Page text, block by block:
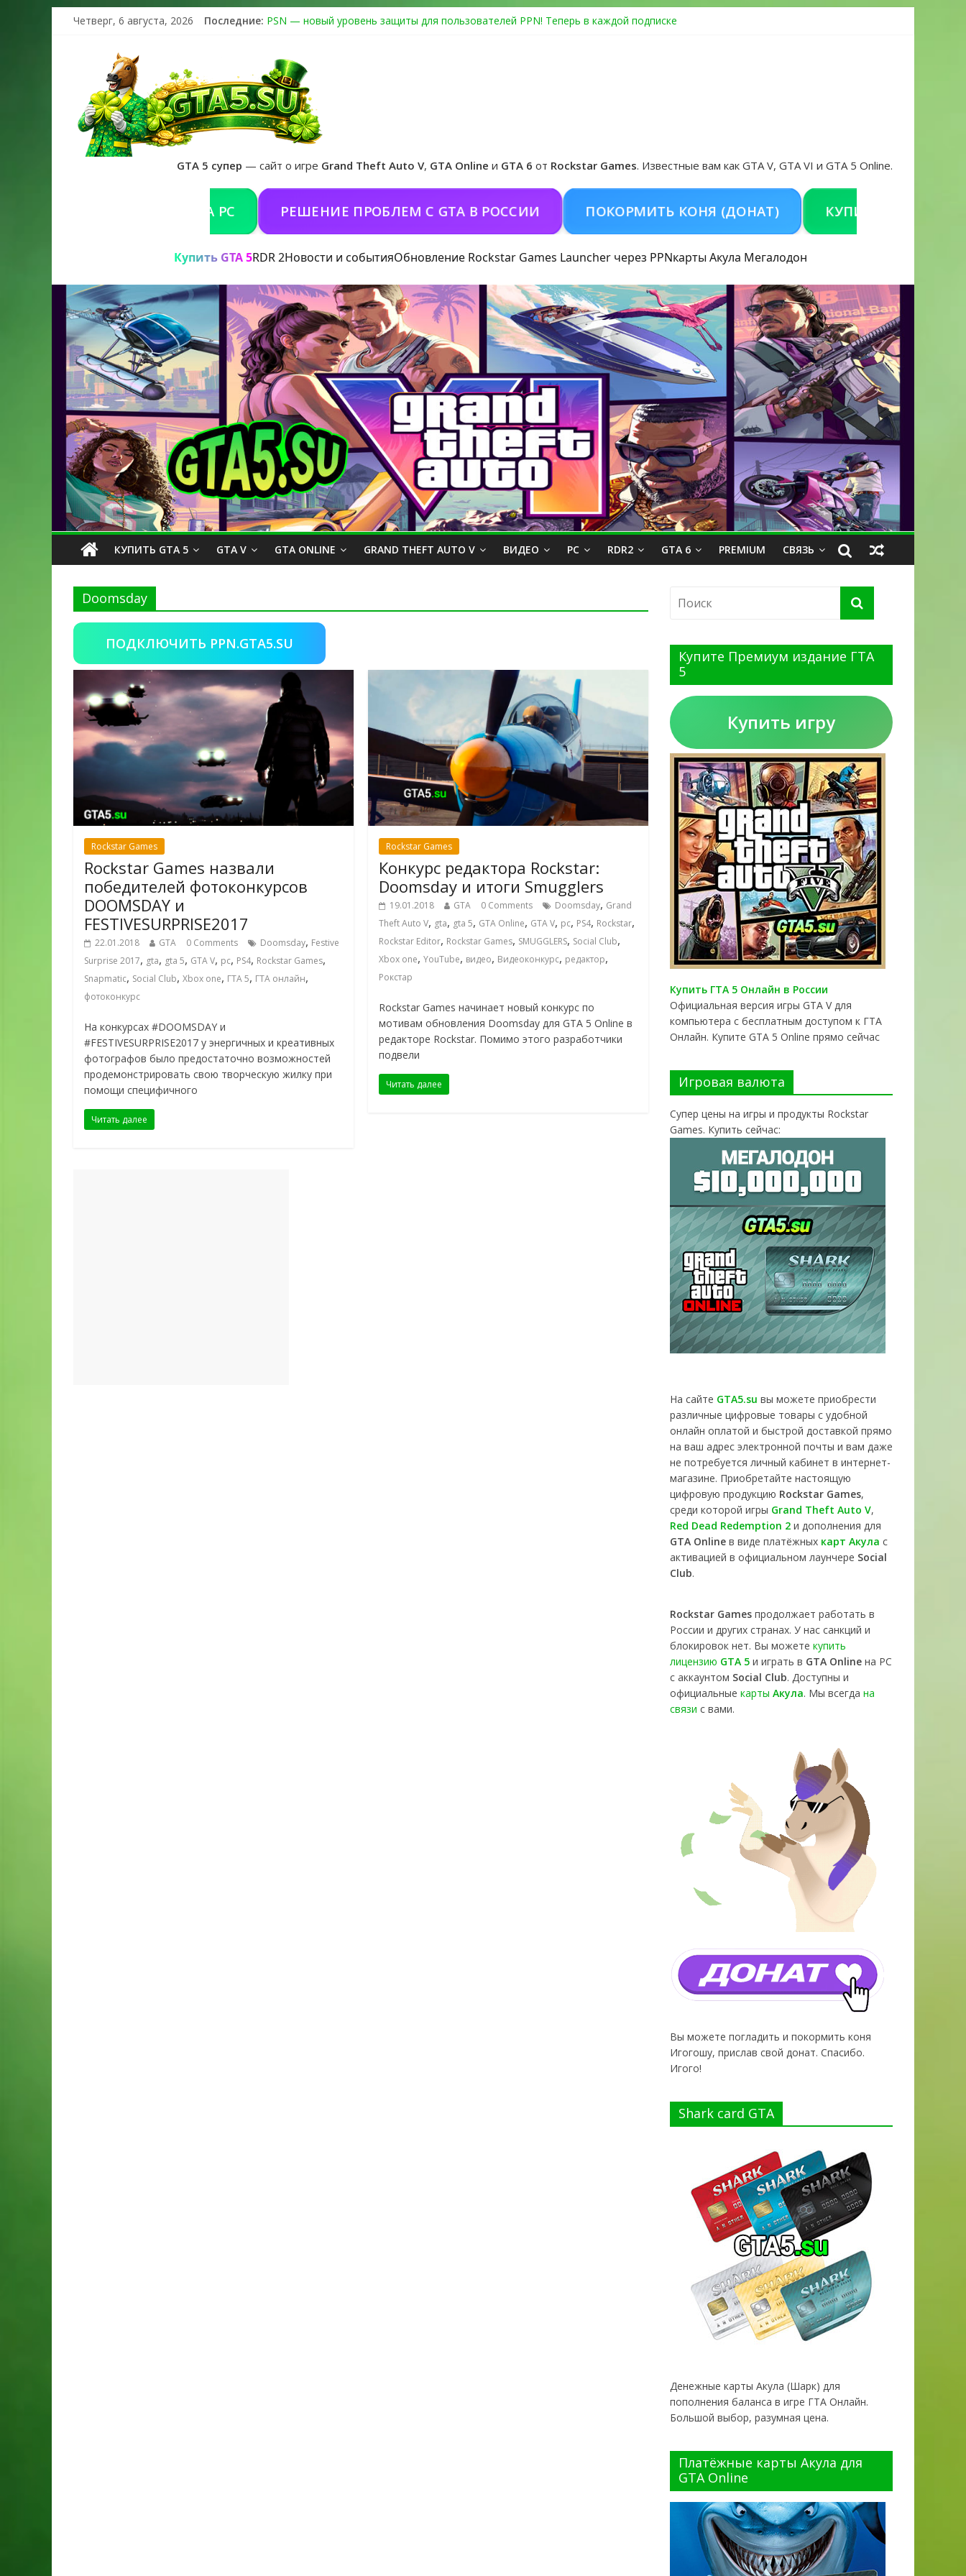
Четверг, 6 августа, 2026 Последние: PSN — новый уровень защиты для пользователей PPN! Теперь в каждой подписке
Получайте особые награды в GTA Online по программе Fine Art Collector
GTA 6 официальная обложка игры и Предзаказ Grand Theft Auto VI
GTA 5 супер — сайт о игре Grand Theft Auto V, GTA Online и GTA 6 от Rockstar Games. Известные вам как GTA V, GTA VI и GTA 5 Online.
РЕШЕНИЕ ПРОБЛЕМ С GTA В РОССИИ ПОКОРМИТЬ КОНЯ (ДОНАТ) КУПИТЬ GTA 5 ONLINE НА
Купить GTA 5RDR 2Новости и событияОбновление Rockstar Games Launcher через PPNкарты Акула Мегалодон
КУПИТЬ GTA 5 GTA V GTA ONLINE GRAND THEFT AUTO V ВИДЕО PC RDR2 GTA 6 PREMIUM СВЯЗЬ
Doomsday
ПОДКЛЮЧИТЬ PPN.GTA5.SU
Rockstar Games
Rockstar Games назвали
победителей фотоконкурсов
DOOMSDAY и
FESTIVESURPRISE2017
22.01.2018 GTA 0 Comments Doomsday, Festive
Surprise 2017, gta, gta 5, GTA V, pc, PS4, Rockstar Games,
Snapmatic, Social Club, Xbox one, ГТА 5, ГТА онлайн,
фотоконкурс
На конкурсах #DOOMSDAY и
#FESTIVESURPRISE2017 у энергичных и креативных
фотографов было предостаточно возможностей
продемонстрировать свою творческую жилку при
помощи специфичного
Читать далее
Rockstar Games
Конкурс редактора Rockstar:
Doomsday и итоги Smugglers
19.01.2018 GTA 0 Comments Doomsday, Grand
Theft Auto V, gta, gta 5, GTA Online, GTA V, pc, PS4, Rockstar,
Rockstar Editor, Rockstar Games, SMUGGLERS, Social Club,
Xbox one,YouTube, видео, Видеоконкурс, редактор,
Рокстар
Rockstar Games начинает новый конкурс по
мотивам обновления Doomsday для GTA 5 Online в
редакторе Rockstar. Помимо этого разработчики
подвели
Читать далее
Купите Премиум издание ГТА
5
Купить игру
Купить ГТА 5 Онлайн в России
Официальная версия игры GTA V для
компьютера с бесплатным доступом к ГТА
Онлайн. Купите GTA 5 Online прямо сейчас
Игровая валюта
Супер цены на игры и продукты Rockstar
Games. Купить сейчас:
На сайте GTA5.su вы можете приобрести
различные цифровые товары с удобной
онлайн оплатой и быстрой доставкой прямо
на ваш адрес электронной почты и вам даже
не потребуется личный кабинет в интернет-
магазине. Приобретайте настоящую
цифровую продукцию Rockstar Games,
среди которой игры Grand Theft Auto V,
Red Dead Redemption 2 и дополнения для
GTA Online в виде платёжных карт Акула с
активацией в официальном лаунчере Social
Club.
Rockstar Games продолжает работать в
России и других странах. У нас санкций и
блокировок нет. Вы можете купить
лицензию GTA 5 и играть в GTA Online на PC
с аккаунтом Social Club. Доступны и
официальные карты Акула. Мы всегда на
связи с вами.
Вы можете погладить и покормить коня
Игогошу, прислав свой донат. Спасибо.
Игого!
Shark card GTA
Денежные карты Акула (Шарк) для
пополнения баланса в игре ГТА Онлайн.
Большой выбор, разумная цена.
Платёжные карты Акула для
GTA Online